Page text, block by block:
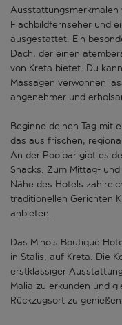
Ausstattungsmerkmalen
Flachbildfernseher und
ausgestattet. Ein
Dach, der einen
von Kreta bietet. Du
Massagen verwöhnen
angenehmer und
Beginne deinen Tag mit
das aus frischen,
An der Poolbar gibt es
Snacks. Zum Mittag-
Nähe des Hotels
traditionellen Gerichten
anbieten.
Das Minois Boutique
in Stalis, auf Kreta. Die
erstklassiger
Malia zu erkunden und
Rückzugsort zu